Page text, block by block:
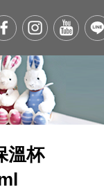
溫杯